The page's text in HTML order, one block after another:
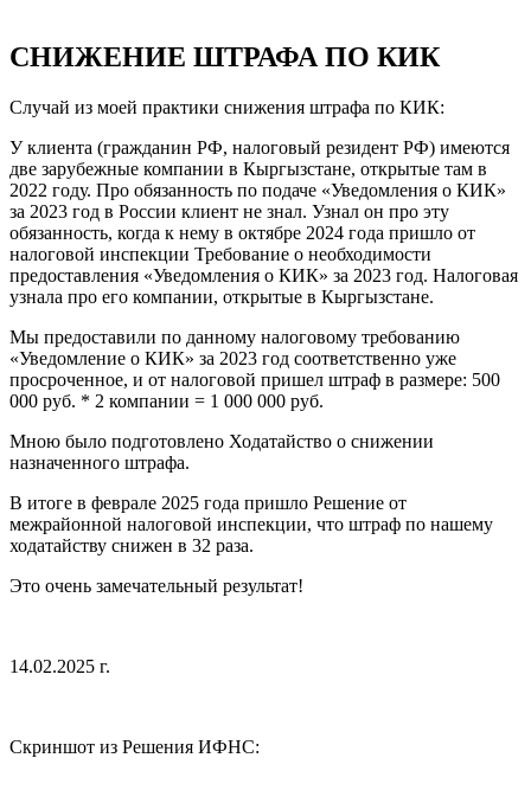
СНИЖЕНИЕ ШТРАФА ПО КИК
Случай из моей практики снижения штрафа по КИК:
У клиента (гражданин РФ, налоговый резидент РФ) имеются
две зарубежные компании в Кыргызстане, открытые там в
2022 году. Про обязанность по подаче «Уведомления о КИК»
за 2023 год в России клиент не знал. Узнал он про эту
обязанность, когда к нему в октябре 2024 года пришло от
налоговой инспекции Требование о необходимости
предоставления «Уведомления о КИК» за 2023 год. Налоговая
узнала про его компании, открытые в Кыргызстане.
Мы предоставили по данному налоговому требованию
«Уведомление о КИК» за 2023 год соответственно уже
просроченное, и от налоговой пришел штраф в размере: 500
000 руб. * 2 компании = 1 000 000 руб.
Мною было подготовлено Ходатайство о снижении
назначенного штрафа.
В итоге в феврале 2025 года пришло Решение от
межрайонной налоговой инспекции, что штраф по нашему
ходатайству снижен в 32 раза.
Это очень замечательный результат!
14.02.2025 г.
Скриншот из Решения ИФНС: